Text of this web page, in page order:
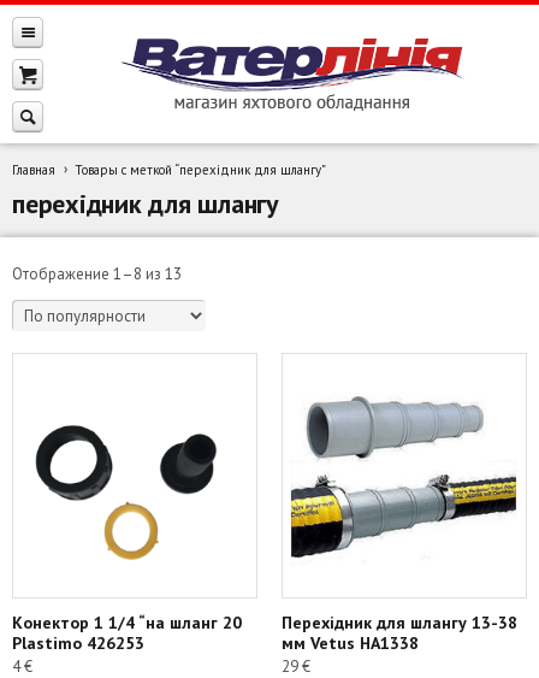
Главная Товары с меткой “перехідник для шлангу”
перехідник для шлангу
Отображение 1–8 из 13
по
популярности
Конектор 1 1/4 “на шланг 20
Plastimo 426253
4€
Перехідник для шлангу 13-38
мм Vetus HA1338
29€